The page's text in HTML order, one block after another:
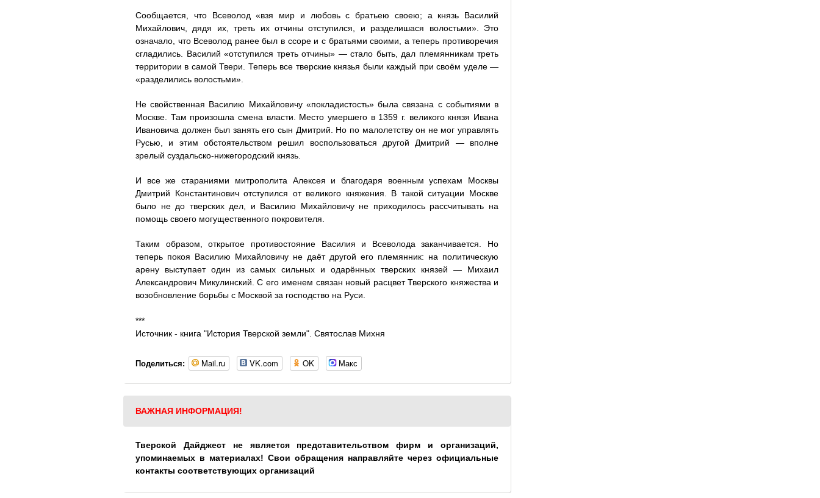
Сообщается, что Всеволод «взя мир и любовь с братьею своею; а князь Василий
Михайлович, дядя их, треть их отчины отступился, и разделишася волостьми». Это
означало, что Всеволод ранее был в ссоре и с братьями своими, а теперь противоречия
сгладились. Василий «отступился треть отчины» — стало быть, дал племянникам треть
территории в самой Твери. Теперь все тверские князья были каждый при своём уделе —
«разделились волостьми».
Не свойственная Василию Михайловичу «покладистость» была связана с событиями в
Москве. Там произошла смена власти. Место умершего в 1359 г. великого князя Ивана
Ивановича должен был занять его сын Дмитрий. Но по малолетству он не мог управлять
Русью, и этим обстоятельством решил воспользоваться другой Дмитрий — вполне
зрелый суздальско-нижегородский князь.
И все же стараниями митрополита Алексея и благодаря военным успехам Москвы
Дмитрий Константинович отступился от великого княжения. В такой ситуации Москве
было не до тверских дел, и Василию Михайловичу не приходилось рассчитывать на
помощь своего могущественного покровителя.
Таким образом, открытое противостояние Василия и Всеволода заканчивается. Но
теперь покоя Василию Михайловичу не даёт другой его племянник: на политическую
арену выступает один из самых сильных и одарённых тверских князей — Михаил
Александрович Микулинский. С его именем связан новый расцвет Тверского княжества и
возобновление борьбы с Москвой за господство на Руси.
***
Источник - книга "История Тверской земли". Святослав Михня
Поделиться: Mail.ru VK.com OK Макс
ВАЖНАЯ ИНФОРМАЦИЯ!
Тверской Дайджест не является представительством фирм и организаций,
упоминаемых в материалах! Свои обращения направляйте через официальные
контакты соответствующих организаций